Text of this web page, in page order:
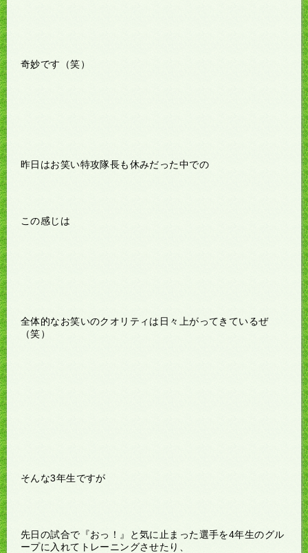
奇妙です（笑）
昨日はお笑い特攻隊長も休みだった中での
この感じは
全体的なお笑いのクオリティは日々上がってきているぜ
（笑）
そんな3年生ですが
先日の試合で『おっ！』と気に止まった選手を4年生のグル
ープに入れてトレーニングさせたり、